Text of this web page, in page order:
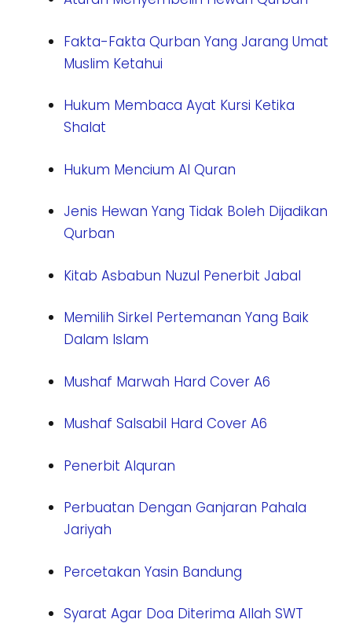
Fakta-Fakta Qurban Yang Jarang Umat
Muslim Ketahui
Hukum Membaca Ayat Kursi Ketika
Shalat
Hukum Mencium Al Quran
Jenis Hewan Yang Tidak Boleh Dijadikan
Qurban
Kitab Asbabun Nuzul Penerbit Jabal
Memilih Sirkel Pertemanan Yang Baik
Dalam Islam
Mushaf Marwah Hard Cover A6
Mushaf Salsabil Hard Cover A6
Penerbit Alquran
Perbuatan Dengan Ganjaran Pahala
Jariyah
Percetakan Yasin Bandung
Syarat Agar Doa Diterima Allah SWT